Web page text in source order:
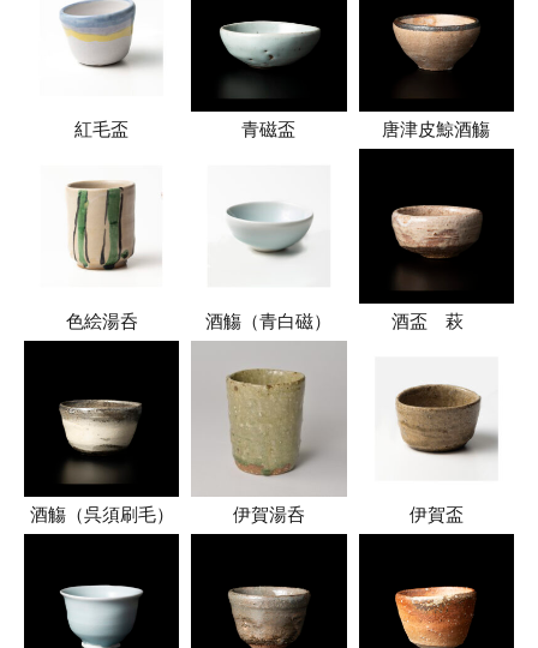
紅毛盃 青磁盃 唐津皮鯨酒觴
色絵湯呑 酒觴（青白磁） 酒盃 萩
酒觴（呉須刷毛） 伊賀湯呑 伊賀盃